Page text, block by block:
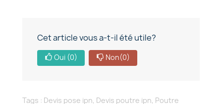
Cet article vous a-t-il été utile?
Oui (0) Non(0)
Tags : Devis pose ipn, Devis poutre ipn, Poutre